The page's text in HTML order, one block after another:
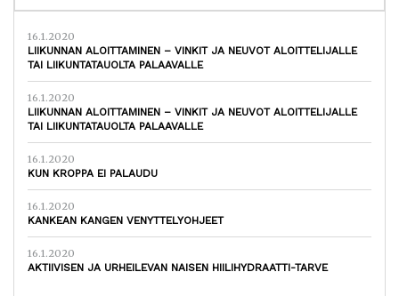
16.1.2020
LIIKUNNAN ALOITTAMINEN – VINKIT JA NEUVOT ALOITTELIJALLE
TAI LIIKUNTATAUOLTA PALAAVALLE
16.1.2020
LIIKUNNAN ALOITTAMINEN – VINKIT JA NEUVOT ALOITTELIJALLE
TAI LIIKUNTATAUOLTA PALAAVALLE
16.1.2020
KUN KROPPA EI PALAUDU
16.1.2020
KANKEAN KANGEN VENYTTELYOHJEET
16.1.2020
AKTIIVISEN JA URHEILEVAN NAISEN HIILIHYDRAATTI-TARVE